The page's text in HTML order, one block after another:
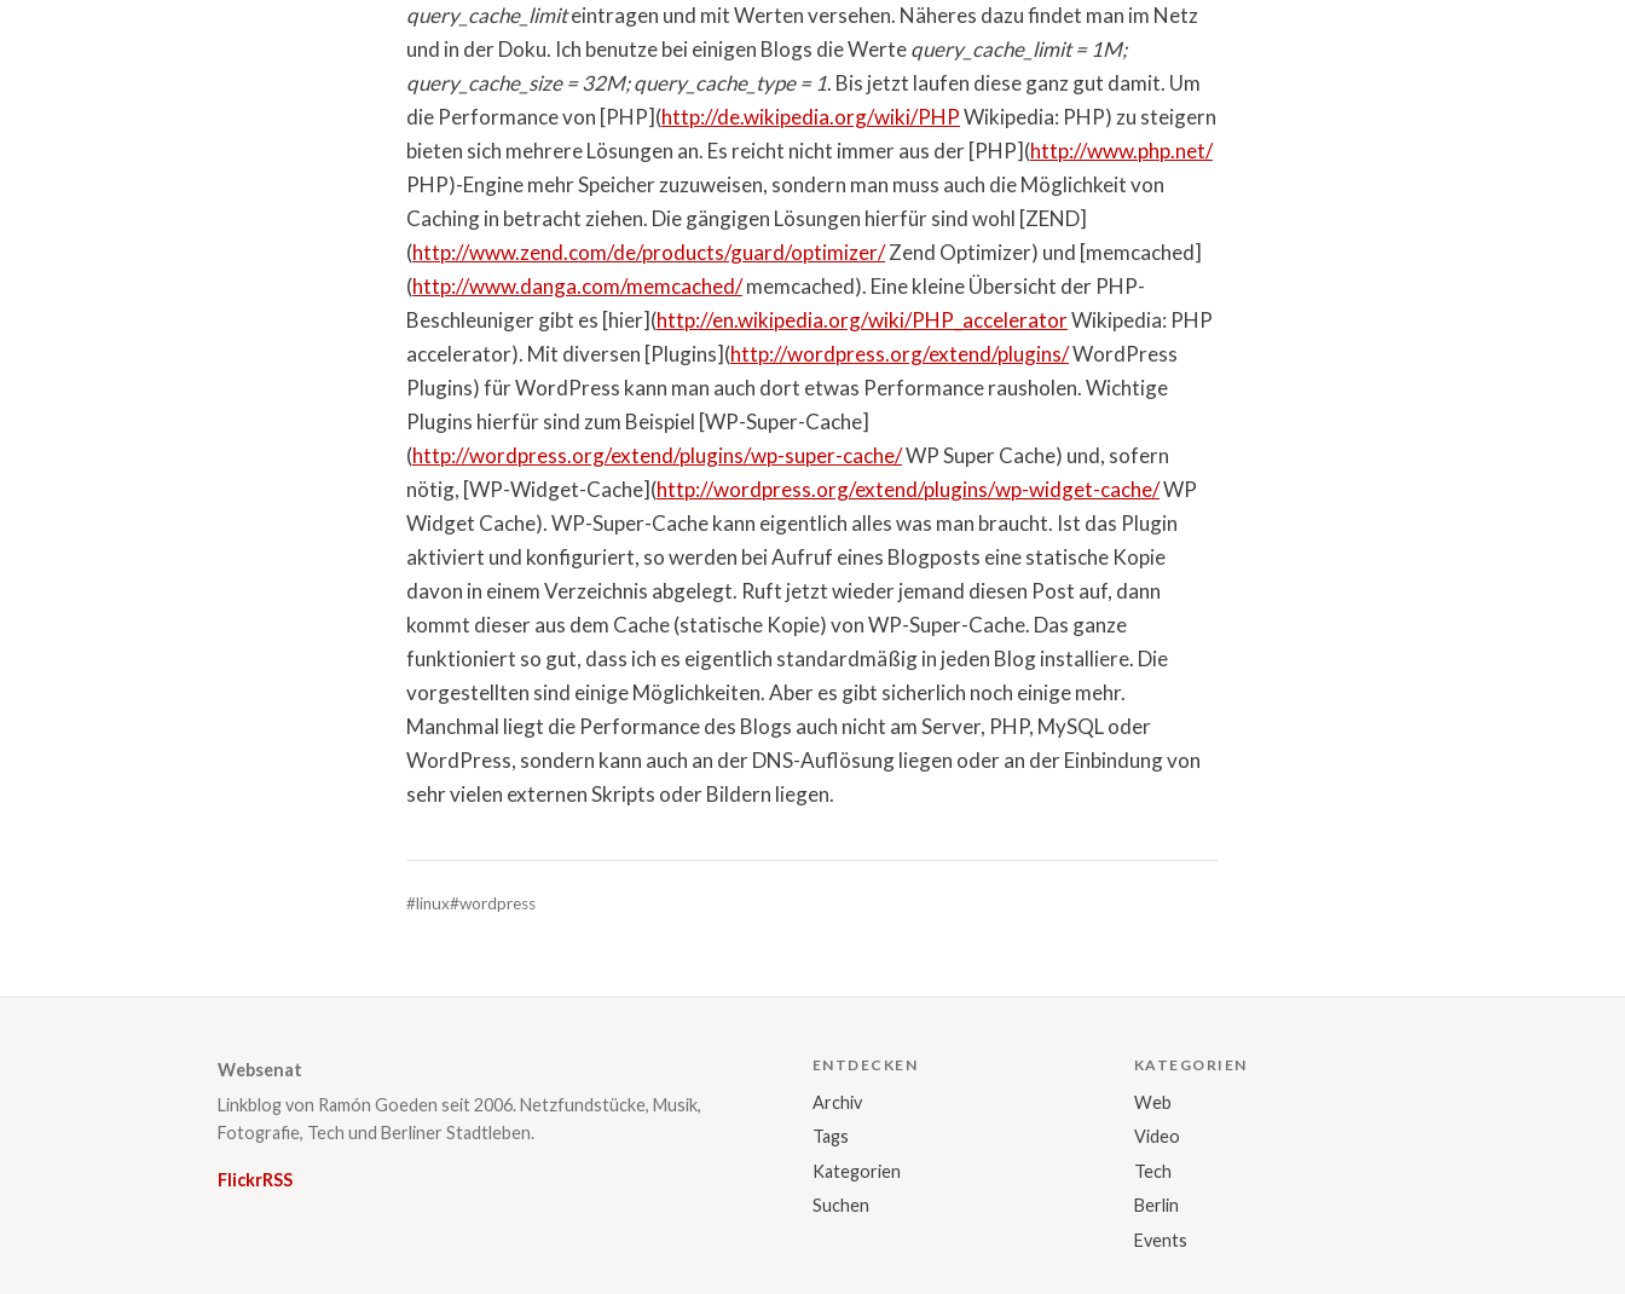
query_cache_limiteintragen und mit Werten versehen. Näheres dazu findet man im Netz
und in der Doku. Ich benutze bei einigen Blogs die Wertequery_cache_limit = 1M;
query_cache_size = 32M; query_cache_type = 1. Bis jetzt laufen diese ganz gut damit. Um
die Performance von [PHP](http://de.wikipedia.org/wiki/PHPWikipedia: PHP) zu steigern
bieten sich mehrere Lösungen an. Es reicht nicht immer aus der [PHP](http://www.php.net/
PHP)-Engine mehr Speicher zuzuweisen, sondern man muss auch die Möglichkeit von
Caching in betracht ziehen. Die gängigen Lösungen hierfür sind wohl [ZEND]
(http://www.zend.com/de/products/guard/optimizer/Zend Optimizer) und [memcached]
(http://www.danga.com/memcached/memcached). Eine kleine Übersicht der PHP-
Beschleuniger gibt es [hier](http://en.wikipedia.org/wiki/PHP_acceleratorWikipedia: PHP
accelerator). Mit diversen [Plugins](http://wordpress.org/extend/plugins/WordPress
Plugins) für WordPress kann man auch dort etwas Performance rausholen. Wichtige
Plugins hierfür sind zum Beispiel [WP-Super-Cache]
(http://wordpress.org/extend/plugins/wp-super-cache/WP Super Cache) und, sofern
nötig, [WP-Widget-Cache](http://wordpress.org/extend/plugins/wp-widget-cache/WP
Widget Cache). WP-Super-Cache kann eigentlich alles was man braucht. Ist das Plugin
aktiviert und konfiguriert, so werden bei Aufruf eines Blogposts eine statische Kopie
davon in einem Verzeichnis abgelegt. Ruft jetzt wieder jemand diesen Post auf, dann
kommt dieser aus dem Cache (statische Kopie) von WP-Super-Cache. Das ganze
funktioniert so gut, dass ich es eigentlich standardmäßig in jeden Blog installiere. Die
vorgestellten sind einige Möglichkeiten. Aber es gibt sicherlich noch einige mehr.
Manchmal liegt die Performance des Blogs auch nicht am Server, PHP, MySQL oder
WordPress, sondern kann auch an der DNS-Auflösung liegen oder an der Einbindung von
sehr vielen externen Skripts oder Bildern liegen.
#linux#wordpress
Websenat
Linkblog von Ramón Goeden seit 2006. Netzfundstücke, Musik,
Fotografie, Tech und Berliner Stadtleben.
FlickrRSS
ENTDECKEN
Archiv
Tags
Kategorien
Suchen
KATEGORIEN
Web
Video
Tech
Berlin
Events